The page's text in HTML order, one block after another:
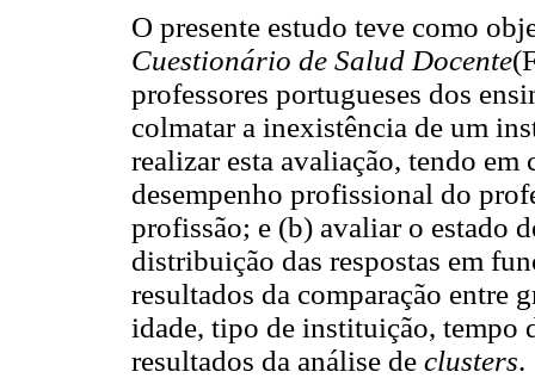
O presente estudo teve como
Cuestionário de Salud Docente
professores portugueses dos
colmatar a inexistência de um
realizar esta avaliação, tendo em
desempenho profissional do
profissão; e (b) avaliar o estado
distribuição das respostas em
resultados da comparação entre
idade, tipo de instituição, tempo
resultados da análise de clusters.